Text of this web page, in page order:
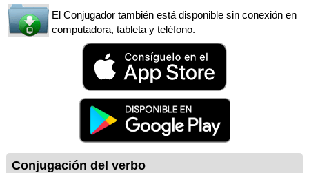
El Conjugador también está disponible sin conexión en
computadora, tableta y teléfono.
Conjugación del verbo